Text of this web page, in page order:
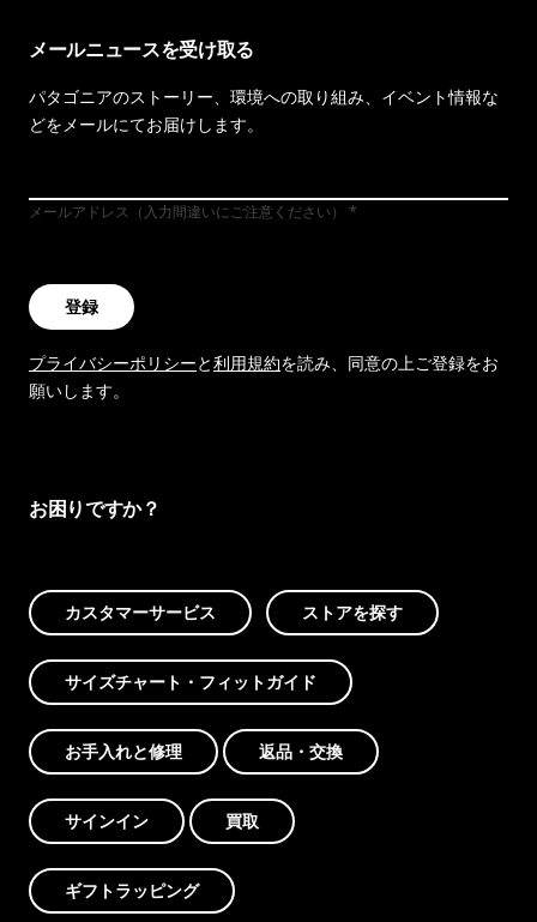
メールニュースを受け取る
パタゴニアのストーリー、環境への取り組み、イベント情報な
どをメールにてお届けします。
メールアドレス（入力間違いにご注意ください）
登録
プライバシーポリシーと利用規約を読み、同意の上ご登録をお
願いします。
お困りですか？
カスタマーサービス ストアを探す
サイズチャート・フィットガイド
お手入れと修理 返品・交換
サインイン 買取
ギフトラッピング